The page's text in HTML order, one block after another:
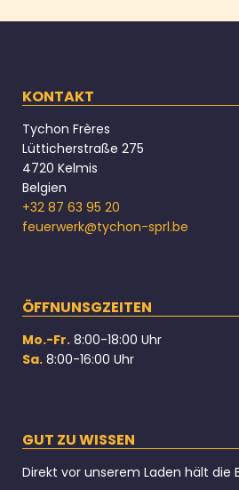
KONTAKT
Tychon Frères
Lütticherstraße 275
4720 Kelmis
Belgien
+32 87 63 95 20
feuerwerk@tychon-sprl.be
ÖFFNUNSGZEITEN
Mo.-Fr. 8:00-18:00 Uhr
Sa. 8:00-16:00 Uhr
GUT ZU WISSEN
Direkt vor unserem Laden hält die